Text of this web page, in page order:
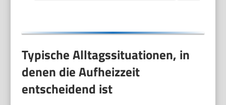
Typische Alltagssituationen, in
denen die Aufheizzeit
entscheidend ist